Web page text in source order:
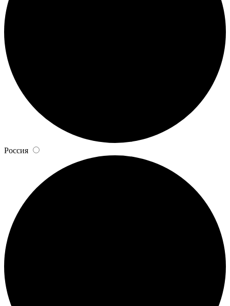
Россия